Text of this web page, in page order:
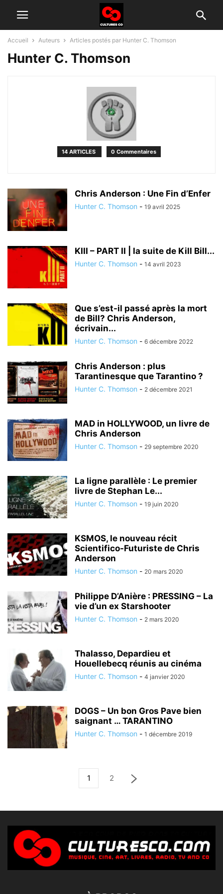
Accueil Auteurs Articles postés par Hunter C. Thomson
Hunter C. Thomson
14 ARTICLES 0 Commentaires
Chris Anderson : Une Fin d’Enfer
Hunter C. Thomson - 19 avril 2025
KIII – PART II | la suite de Kill Bill...
Hunter C. Thomson - 14 avril 2023
Que s’est-il passé après la mort
de Bill? Chris Anderson,
écrivain...
Hunter C. Thomson - 6 décembre 2022
Chris Anderson : plus
Tarantinesque que Tarantino ?
Hunter C. Thomson - 2 décembre 2021
MAD in HOLLYWOOD, un livre de
Chris Anderson
Hunter C. Thomson - 29 septembre 2020
La ligne parallèle : Le premier
livre de Stephan Le...
Hunter C. Thomson - 19 juin 2020
KSMOS, le nouveau récit
Scientifico-Futuriste de Chris
Anderson
Hunter C. Thomson - 20 mars 2020
Philippe D’Anière : PRESSING – La
vie d’un ex Starshooter
Hunter C. Thomson - 2 mars 2020
Thalasso, Depardieu et
Houellebecq réunis au cinéma
Hunter C. Thomson - 4 janvier 2020
DOGS – Un bon Gros Pave bien
saignant … TARANTINO
Hunter C. Thomson - 1 décembre 2019
1 2